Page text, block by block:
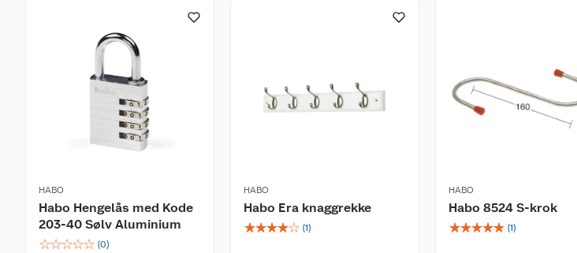
HABO
Habo Hengelås med Kode
203-40 Sølv Aluminium
☆☆☆☆☆ (0)
HABO
Habo Era knaggrekke
☆☆☆☆☆ (1)
HABO
Habo 8524 S-krok
☆☆☆☆☆ (1)